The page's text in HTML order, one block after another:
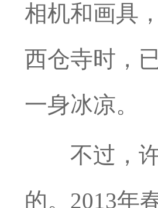
相机和画具
西仓寺时，
一身冰凉。
不过，许
的。2013年